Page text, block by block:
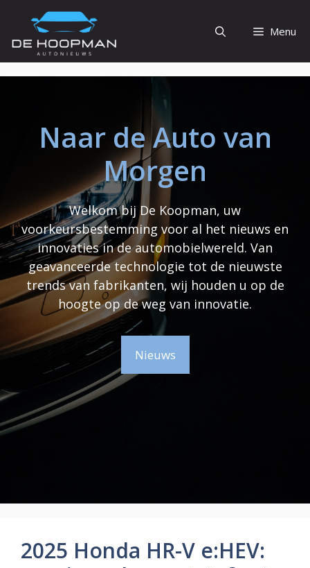
de
inhoud
Menu
Naar de Auto van
Morgen
Welkom bij De Koopman, uw
voorkeursbestemming voor al het nieuws en
innovaties in de automobielwereld. Van
geavanceerde technologie tot de nieuwste
trends van fabrikanten, wij houden u op de
hoogte op de weg van innovatie.
Nieuws
2025 Honda HR-V e:HEV: